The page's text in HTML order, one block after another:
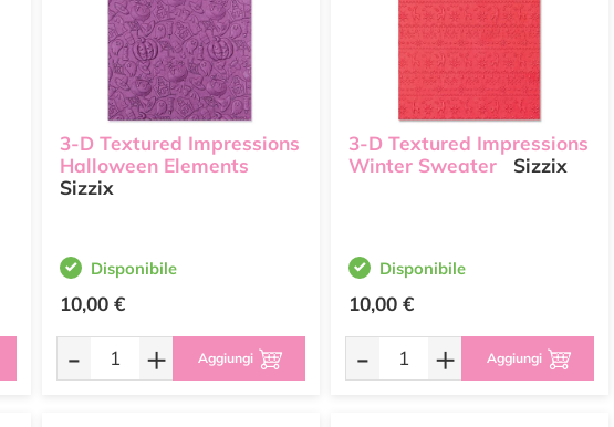
3-D Textured Impressions
Halloween Elements
Sizzix
Disponibile
10,00 €
- + Aggiungi
3-D Textured Impressions
Winter Sweater
Sizzix
Disponibile
10,00 €
- + Aggiungi